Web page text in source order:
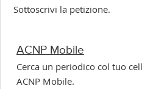
Sottoscrivi la petizione.
ACNP Mobile
Cerca un periodico col tuo
ACNP Mobile.